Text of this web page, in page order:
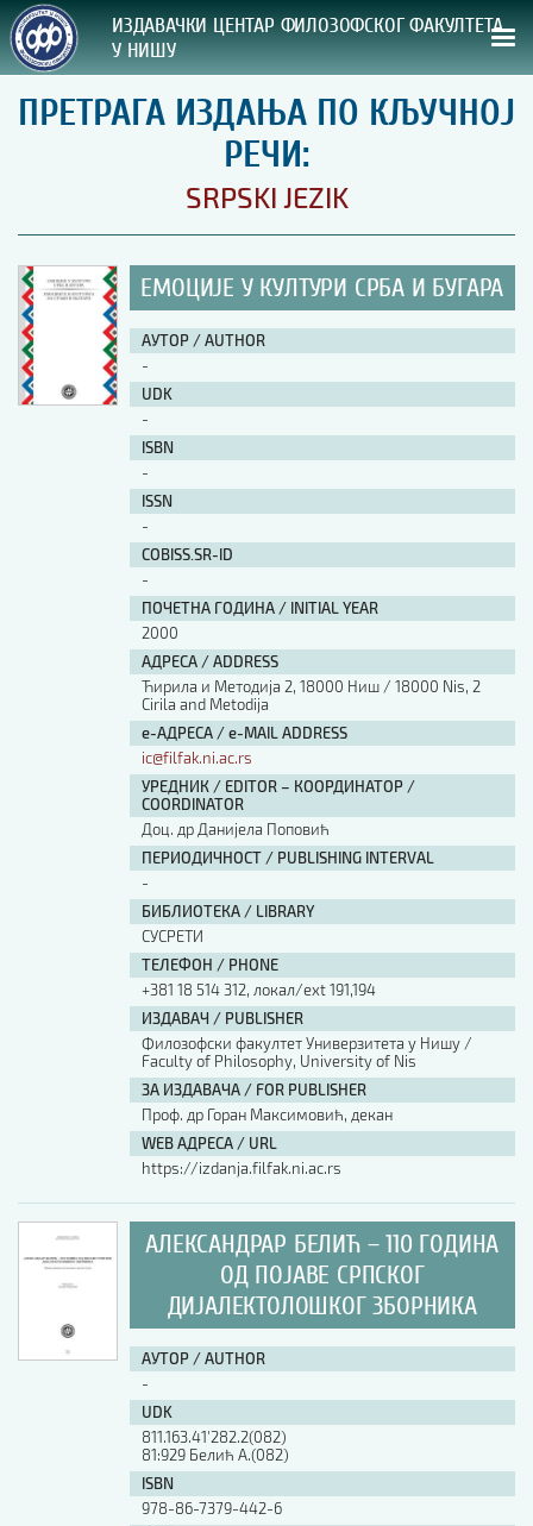
ИЗДАВАЧКИ ЦЕНТАР ФИЛОЗОФСКОГ ФАКУЛТЕТА
У НИШУ
СВА НАША ИЗДАЊА
ВРСТА ИЗДАЊА:
ПРЕГЛЕД
УПУТСТВА
УПУТСТВА
Упутство ауторима
Упутство уредницима
Изјава о ауторству
Изјава о лектури
Изјава о коришћењу ауторског дела
Упутство за бирање лиценце
Уговор са аутором
Шаблон прве стране и импресума [B5, ћир]
Шаблон прве стране и импресума [B5, лат]
Шаблон прве стране и импресума [B5, енг]
Етички кодекс
ПРЕТРАГА ИЗДАЊА
Наслов или део наслова
АУТОР / AUTHOR
ISBN
ПРЕТРАГА ИЗДАЊА ПО КЉУЧНОЈ
РЕЧИ:
SRPSKI JEZIK
ЕМОЦИЈЕ У КУЛТУРИ СРБА И БУГАРА
АУТОР / AUTHOR
-
UDK
-
ISBN
-
ISSN
-
COBISS.SR-ID
-
ПОЧЕТНА ГОДИНА / INITIAL YEAR
2000
АДРЕСА / ADDRESS
Ћирила и Методија 2, 18000 Ниш / 18000 Nis, 2
Cirila and Metodija
е-АДРЕСА / e-MAIL ADDRESS
ic@filfak.ni.ac.rs
УРЕДНИК / EDITOR – КООРДИНАТОР /
COORDINATOR
Доц. др Данијела Поповић
ПЕРИОДИЧНОСТ / PUBLISHING INTERVAL
-
БИБЛИОТЕКА / LIBRARY
СУСРЕТИ
ТЕЛЕФОН / PHONE
+381 18 514 312, локал/ext 191,194
ИЗДАВАЧ / PUBLISHER
Филозофски факултет Универзитета у Нишу /
Faculty of Philosophy, University of Nis
ЗА ИЗДАВАЧА / FOR PUBLISHER
Проф. др Горан Максимовић, декан
WEB АДРЕСА / URL
https://izdanja.filfak.ni.ac.rs
АЛЕКСАНДРАР БЕЛИЋ – 110 ГОДИНА
ОД ПОЈАВЕ СРПСКОГ
ДИЈАЛЕКТОЛОШКОГ ЗБОРНИКА
АУТОР / AUTHOR
-
UDK
811.163.41'282.2(082)
81:929 Белић А.(082)
ISBN
978-86-7379-442-6